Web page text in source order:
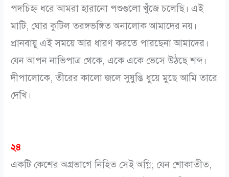
পদচিহ্ন ধরে আমরা হারানো পশুগুলো খুঁজে চলেছি। এই
মাটি, ঘোর কুটিল তরঙ্গভঙ্গিত অনালোক আমাদের নয়।
প্রানবায়ু এই সময়ে আর ধারণ করতে পারছেনা আমাদের।
যেন আপন নাভিপাত্র থেকে, একে একে ভেসে উঠছে শব্দ।
দীপালোকে, তীরের কালো জলে সুষুপ্তি ধুয়ে মুছে আমি তারে
দেখি।
২৪
একটি কেশের অগ্রভাগে নিহিত সেই অগ্নি; যেন শোকাতীত,